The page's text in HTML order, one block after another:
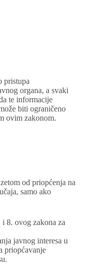
pristupa
organa, a svaki
te informacije
biti ograničeno
ovim zakonom.
od priopćenja na
samo ako
8. ovog zakona za
javnog interesa u
priopćavanje